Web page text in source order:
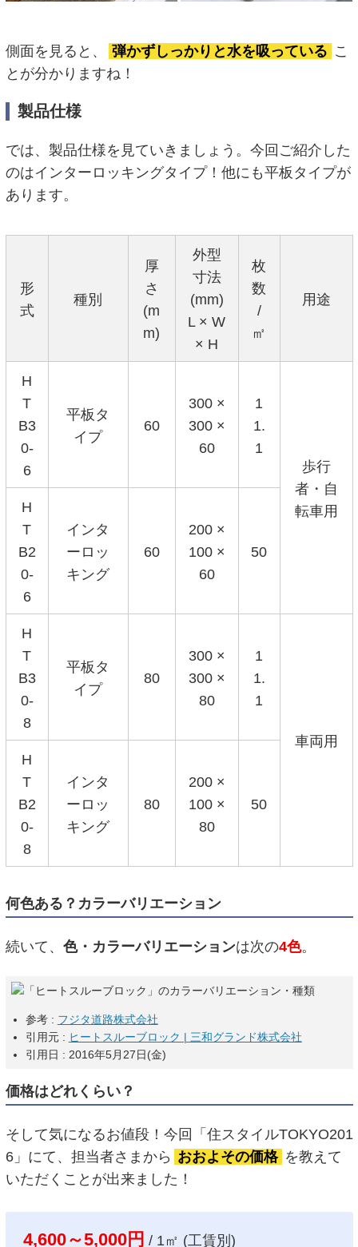
側面を見ると、 弾かずしっかりと水を吸っている こ
とが分かりますね！
製品仕様
では、製品仕様を見ていきましょう。今回ご紹介した
のはインターロッキングタイプ！他にも平板タイプが
あります。
形
式
種別
厚
さ
(m
m)
外型
寸法
(mm)
L × W
× H
枚
数
/
㎡
用途
H
T
B3
0-
6
平板タ
イプ
60
300 ×
300 ×
60
1
1.
1
歩行
者・自
転車用
H
T
B2
0-
6
インタ
ーロッ
キング
60
200 ×
100 ×
60
50
H
T
B3
0-
8
平板タ
イプ
80
300 ×
300 ×
80
1
1.
1
車両用
H
T
B2
0-
8
インタ
ーロッ
キング
80
200 ×
100 ×
80
50
何色ある？カラーバリエーション
続いて、 色・カラーバリエーションは次の4色。
参考 : フジタ道路株式会社
引用元 : ヒートスルーブロック | 三和グランド株式会社
引用日 : 2016年5月27日(金)
価格はどれくらい？
そして気になるお値段！今回「住スタイルTOKYO201
6」にて、担当者さまから おおよその価格 を教えて
いただくことが出来ました！
4,600～5,000円 / 1㎡ (工賃別)